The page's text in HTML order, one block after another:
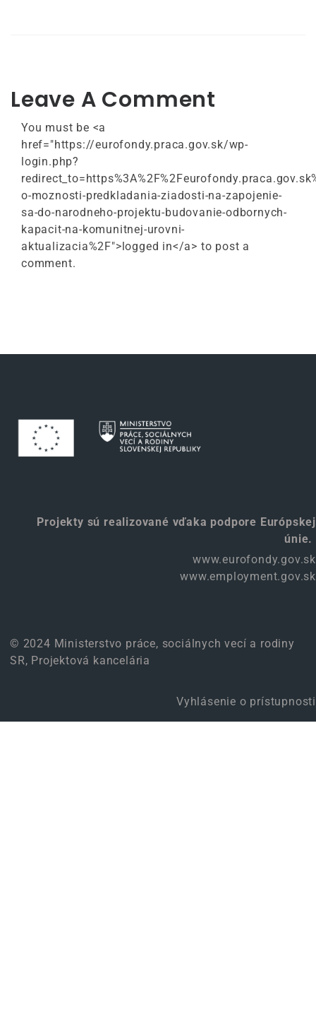
Leave A Comment
You must be <a
href="https://eurofondy.praca.gov.sk/wp-
login.php?
o-moznosti-predkladania-ziadosti-na-zapojenie-
sa-do-narodneho-projektu-budovanie-odbornych-
kapacit-na-komunitnej-urovni-
aktualizacia%2F">logged in</a> to post a
comment.
Projekty sú realizované vďaka podpore Európskej
únie.
www.eurofondy.gov.sk
www.employment.gov.sk
© 2024 Ministerstvo práce, sociálnych vecí a rodiny
SR, Projektová kancelária
Vyhlásenie o prístupnosti